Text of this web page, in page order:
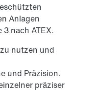
Anlagen
nach ATEX.
nutzen und
und Präzision.
präziser